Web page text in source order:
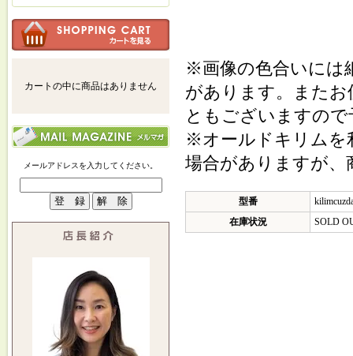
カートの中に商品はありません
メールアドレスを入力してください。
※画像の色合いには
があります。また
ともございますの
※オールドキリムを
場合がありますが、
型番
在庫状況
SOLD